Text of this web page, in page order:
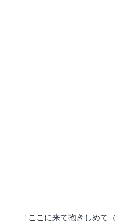
「ここに来て抱きしめて